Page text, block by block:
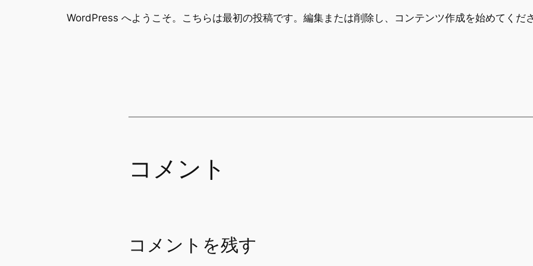
WordPress へようこそ。こちらは最初の投稿です。編集または削除し、コンテンツ作成を始めてくだ
コメント
コメントを残す